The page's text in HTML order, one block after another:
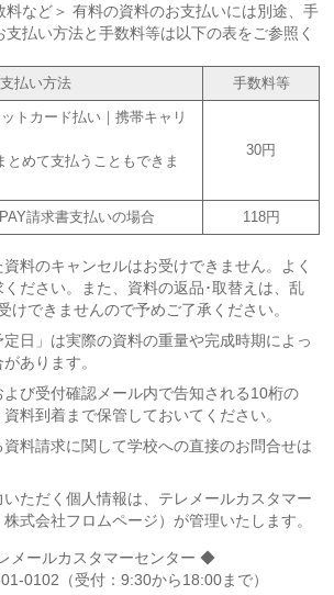
料など＞ 有料の資料のお支払いには別途、手
払い方法と手数料等は以下の表をご参照く
払い方法 手数料等
トカード払い｜携帯キャリ
めて支払うこともできま
30円
請求書支払いの場合 118円
料のキャンセルはお受けできません。よく
ださい。また、資料の返品･取替えは、乱
けできませんので予めご了承ください。
定日」は実際の資料の重量や完成時期によっ
あります。
び受付確認メール内で告知される10桁の
資料到着まで保管しておいてください。
料請求に関して学校への直接のお問合せは
ただく個人情報は、テレメールカスタマー
式会社フロムページ）が管理いたします。
メールカスタマーセンター ◆
0102（受付：9:30から18:00まで）